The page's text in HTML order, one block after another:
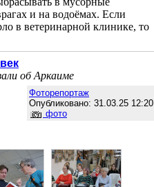
и на водоёмах. Если
в ветеринарной клинике, то
об Аркаиме
Фоторепортаж
Опубликовано: 31.03.25 12:20
фото